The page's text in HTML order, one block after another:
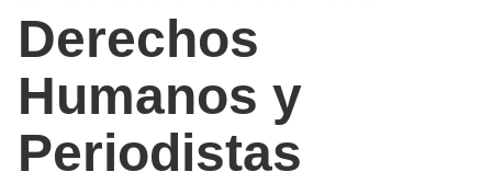
Derechos
Humanos y
Periodistas